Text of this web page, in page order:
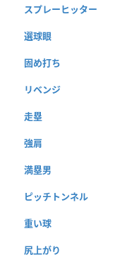
スプレーヒッター
選球眼
固め打ち
リベンジ
走塁
強肩
満塁男
ピッチトンネル
重い球
尻上がり